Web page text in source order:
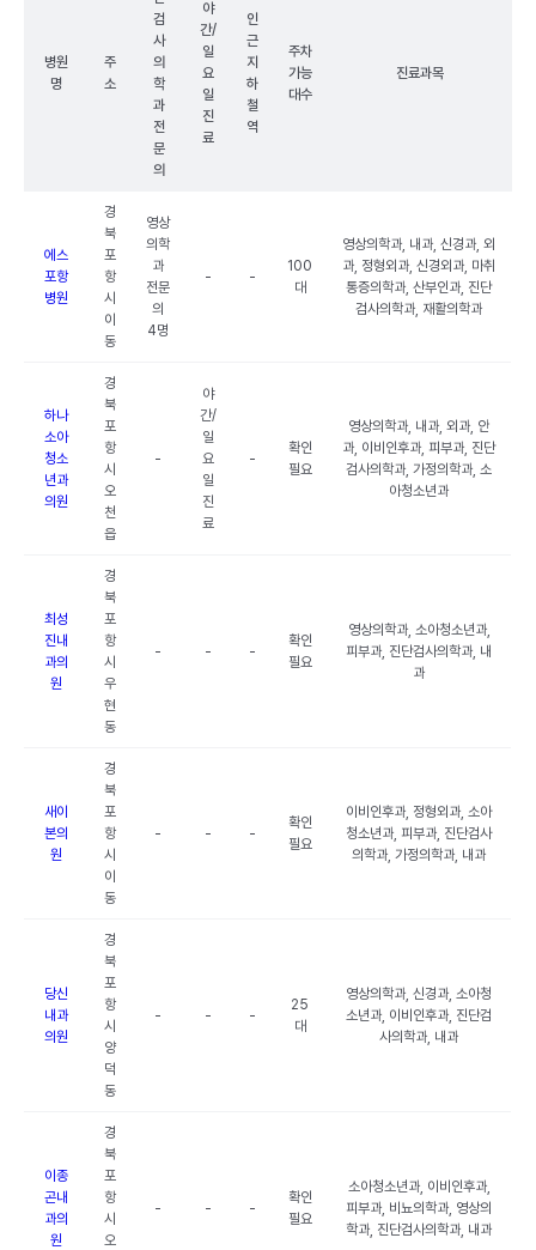
병원
명
주
소
검
사
의
학
과
전
문
의
야
간/
일
요
일
진
료
인
근
지
하
철
역
주차
가능
대수
진료과목
에스
포항
병원
경
북
포
항
시
이
동
영상
의학
과
전문
의
4명
- -
100
대
영상의학과, 내과, 신경과, 외
과, 정형외과, 신경외과, 마취
통증의학과, 산부인과, 진단
검사의학과, 재활의학과
하나
소아
청소
년과
의원
경
북
포
항
시
오
천
읍
-
야
간/
일
요
일
진
료
-
확인
필요
영상의학과, 내과, 외과, 안
과, 이비인후과, 피부과, 진단
검사의학과, 가정의학과, 소
아청소년과
최성
진내
과의
원
경
북
포
항
시
우
현
동
- - -
확인
필요
영상의학과, 소아청소년과,
피부과, 진단검사의학과, 내
과
새이
본의
원
경
북
포
항
시
이
동
- - -
확인
필요
이비인후과, 정형외과, 소아
청소년과, 피부과, 진단검사
의학과, 가정의학과, 내과
당신
내과
의원
경
북
포
항
시
양
덕
동
- - -
25
대
영상의학과, 신경과, 소아청
소년과, 이비인후과, 진단검
사의학과, 내과
이종
곤내
과의
원
경
북
포
항
시
오
- - -
확인
필요
소아청소년과, 이비인후과,
피부과, 비뇨의학과, 영상의
학과, 진단검사의학과, 내과